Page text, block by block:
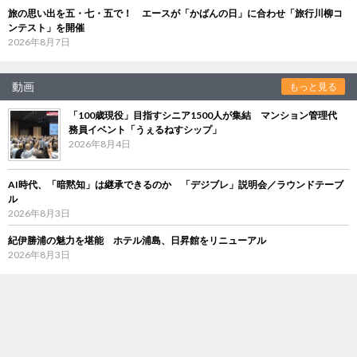
旅の思い出を五・七・五で！ エースが「かばんの日」に合わせ「旅行川柳コ
ンテスト」を開催
2026年8月7日
動画 もっと見る
「100歳現役」目指すシニア1500人が集結 マンション管理代
務員イベント「うぇるねすシップ」
2026年8月4日
AI時代、「暗黙知」は継承できるのか 「デジブレ」説明会／ラウンドテーブ
ル
2026年8月3日
紀伊勝浦の魅力を堪能 ホテル浦島、日昇館をリニューアル
2026年8月3日